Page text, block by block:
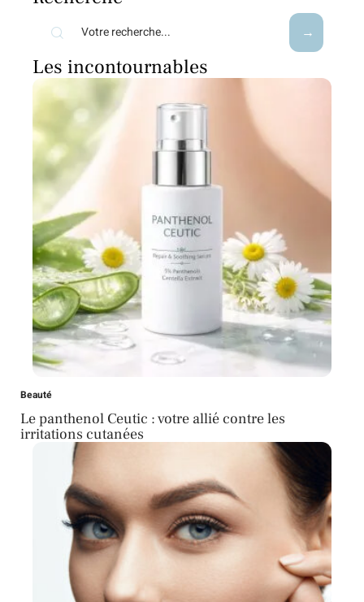
Les incontournables
Beauté
Le panthenol Ceutic : votre allié contre les
irritations cutanées